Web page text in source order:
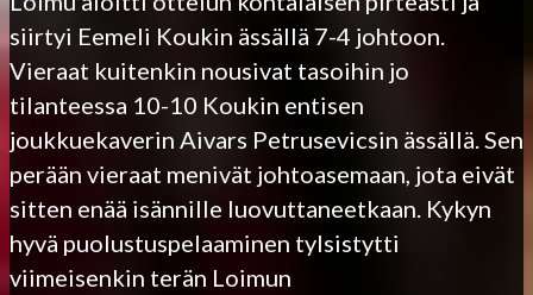
siirtyi Eemeli Koukin ässällä 7-4 johtoon.
Vieraat kuitenkin nousivat tasoihin jo
tilanteessa 10-10 Koukin entisen
joukkuekaverin Aivars Petrusevicsin ässällä. Sen
perään vieraat menivät johtoasemaan, jota eivät
sitten enää isännille luovuttaneetkaan. Kykyn
hyvä puolustuspelaaminen tylsistytti
viimeisenkin terän Loimun